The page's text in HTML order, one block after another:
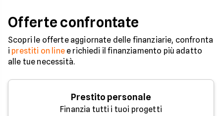
Offerte confrontate
Scopri le offerte aggiornate delle finanziarie, confronta
i prestiti on linee richiedi il finanziamento più adatto
alle tue necessità.
Prestito personale
Finanzia tutti i tuoi progetti